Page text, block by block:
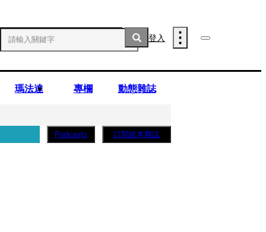
登入
瑪法達 專欄 動態雜誌
Podcasts 訂閱紙本雜誌